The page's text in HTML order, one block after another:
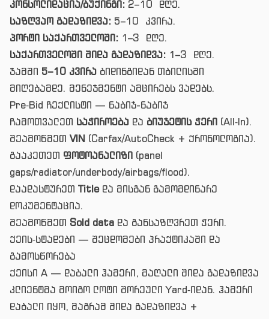
კონსოლიდაცია/ბუქინგი: 2–10 დღე.
საზღვაო გადაზიდვა: 5–10 კვირა.
პორტი საქართველოში: 1–3 დღე.
საქართველოში შიდა გადაზიდვა: 1–3 დღე.
ჯამში 5–10 კვირა ბიდინგიდან თბილისში
მიღებამდე. მენეჯმენტი ამცირებს ვადებს.
Pre‑Bid ჩექლისტი — ნაბიჯ-ნაბიჯ
ჩამოთვალეთ საჭიროება და ბიუჯეტის ჭერი (All‑In).
შეამოწმეთ VIN (Carfax/AutoCheck + ქრონოლოგია).
გააკეთეთ ფოტოანალიზი (panel
gaps/radiator/underbody/airbags/flood).
დაადასტურეთ Titleდა მისგან გამომდინარე
დოკუმენტაცია.
შეამოწმეთ Sold data და განსაზღვრეთ ჭერი.
ქეის‑სტადები — შეცდომები პრაქტიკაში და
გამოსწორება
ქეისი A — დაბალი ჰამერი, მაღალი შიდა გადაზიდვა
კლიენტმა მოიგო ლოტი შორეული Yard‑იდან. ჰამერი
დაბალი იყო, მაგრამ შიდა გადაზიდვა +